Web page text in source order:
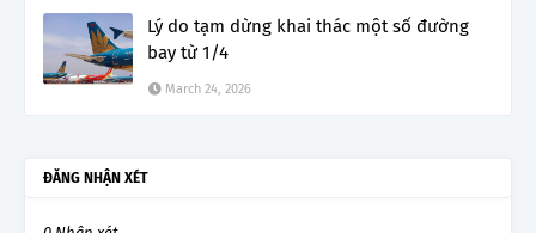
Lý do tạm dừng khai thác một số đường
bay từ 1/4
March 24, 2026
ĐĂNG NHẬN XÉT